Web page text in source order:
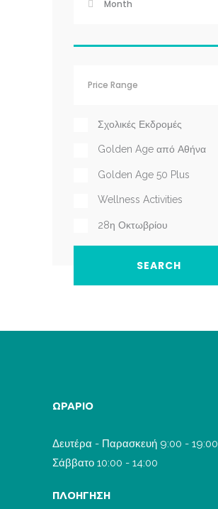
Σχολικές Εκδρομές
Golden Age από Αθήνα
Golden Age 50 Plus
Wellness Activities
28η Οκτωβρίου
ΩΡΑΡΙΟ
Δευτέρα - Παρασκευή 9:00 - 19:00
Σάββατο 10:00 - 14:00
ΠΛΟΗΓΗΣΗ